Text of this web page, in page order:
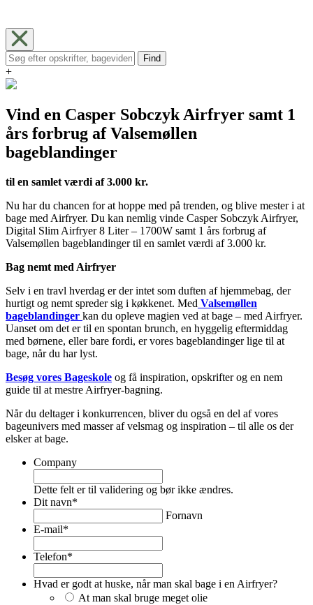
Find
+
Vind en Casper Sobczyk Airfryer samt 1
års forbrug af Valsemøllen
bageblandinger
til en samlet værdi af 3.000 kr.
Nu har du chancen for at hoppe med på trenden, og blive mester i at
bage med Airfryer. Du kan nemlig vinde Casper Sobczyk Airfryer,
Digital Slim Airfryer 8 Liter – 1700W samt 1 års forbrug af
Valsemøllen bageblandinger til en samlet værdi af 3.000 kr.
Bag nemt med Airfryer
Selv i en travl hverdag er der intet som duften af hjemmebag, der
hurtigt og nemt spreder sig i køkkenet. Med Valsemøllen
bageblandinger kan du opleve magien ved at bage – med Airfryer.
Uanset om det er til en spontan brunch, en hyggelig eftermiddag
med børnene, eller bare fordi, er vores bageblandinger lige til at
bage, når du har lyst.
Besøg vores Bageskole og få inspiration, opskrifter og en nem
guide til at mestre Airfryer-bagning.
Når du deltager i konkurrencen, bliver du også en del af vores
bageunivers med masser af velsmag og inspiration – til alle os der
elsker at bage.
Company
Dette felt er til validering og bør ikke ændres.
Dit navn*
Fornavn
E-mail*
Telefon*
Hvad er godt at huske, når man skal bage i en Airfryer?
At man skal bruge meget olie